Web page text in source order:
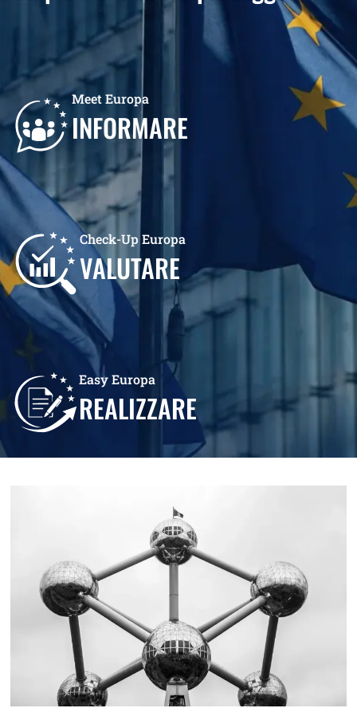
Meet Europa
INFORMARE
Check-Up Europa
VALUTARE
Easy Europa
REALIZZARE